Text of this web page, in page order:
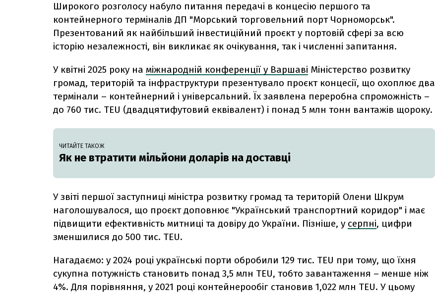
Широкого розголосу набуло питання передачі в концесію першого та
контейнерного терміналів ДП "Морський торговельний порт Чорноморськ".
Презентований як найбільший інвестиційний проєкт у портовій сфері за всю
історію незалежності, він викликає як очікування, так і численні запитання.
У квітні 2025 року на міжнародній конференції у Варшаві Міністерство розвитку
громад, територій та інфраструктури презентувало проєкт концесії, що охоплює два
термінали – контейнерний і універсальний. Їх заявлена переробна спроможність –
до 760 тис. TEU (двадцятифутовий еквівалент) і понад 5 млн тонн вантажів щороку.
ЧИТАЙТЕ ТАКОЖ
Як не втратити мільйони доларів на доставці
У звіті першої заступниці міністра розвитку громад та територій Олени Шкрум
наголошувалося, що проєкт доповнює "Український транспортний коридор" і має
підвищити ефективність митниці та довіру до України. Пізніше, у серпні, цифри
зменшилися до 500 тис. TEU.
Нагадаємо: у 2024 році українські порти обробили 129 тис. TEU при тому, що їхня
сукупна потужність становить понад 3,5 млн TEU, тобто завантаження – менше ніж
4%. Для порівняння, у 2021 році контейнерообіг становив 1,022 млн TEU. У цьому